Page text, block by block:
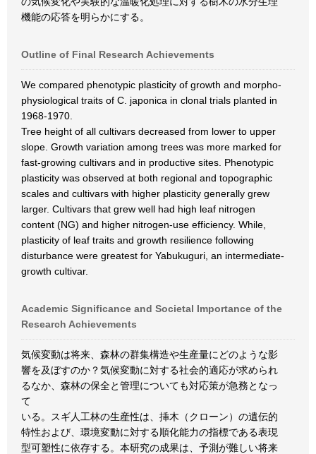
機能の応答を明らかにする。
Outline of Final Research Achievements
We compared phenotypic plasticity of growth and morpho-
physiological traits of C. japonica in clonal trials planted in
1968-1970.
Tree height of all cultivars decreased from lower to upper
slope. Growth variation among trees was more marked for
fast-growing cultivars and in productive sites. Phenotypic
plasticity was observed at both regional and topographic
scales and cultivars with higher plasticity generally grew
larger. Cultivars that grew well had high leaf nitrogen
content (NG) and higher nitrogen-use efficiency. While,
plasticity of leaf traits and growth resilience following
disturbance were greatest for Yabukuguri, an intermediate-
growth cultivar.
Academic Significance and Societal Importance of the
Research Achievements
気候変動は将来、森林の群集構造や生産量にどのような影
響を及ぼすのか？気候変動に対する社会的適応が求められ
るなか、森林の保全と管理についても対応策が急務となっ
て
いる。スギ人工林の生産性は、挿木（クローン）の遺伝的
特性および、環境変動に対する順化能力の指標である表現
型可塑性に依存する。本研究の成果は、予測が難しい将来